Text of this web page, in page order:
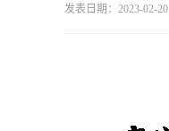
发表日期：2023-02-20